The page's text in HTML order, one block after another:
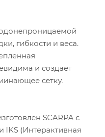
гибкости и веса.
и создает
сетку.
SCARPA с
IKS (Интерактивная